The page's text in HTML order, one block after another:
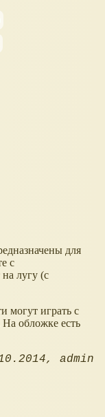
для
с
лугу (с
могут играть с
обложке есть
admin